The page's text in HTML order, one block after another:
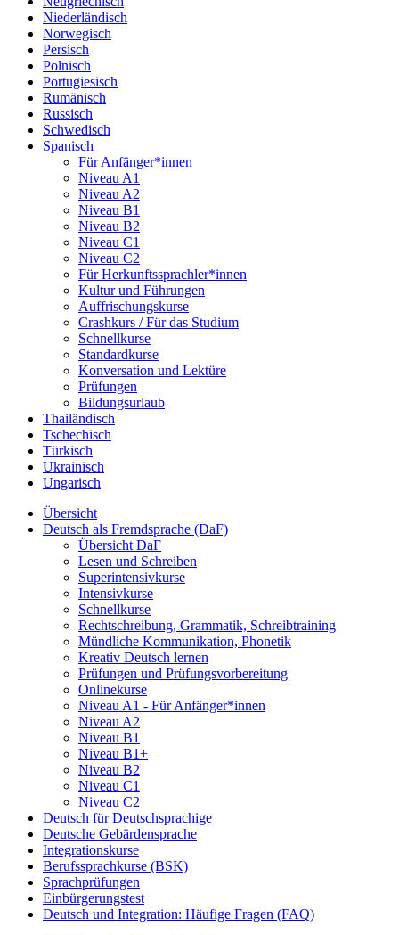
Niederländisch
Norwegisch
Persisch
Polnisch
Portugiesisch
Rumänisch
Russisch
Schwedisch
Spanisch
Für Anfänger*innen
Niveau A1
Niveau A2
Niveau B1
Niveau B2
Niveau C1
Niveau C2
Für Herkunftssprachler*innen
Kultur und Führungen
Auffrischungskurse
Crashkurs / Für das Studium
Schnellkurse
Standardkurse
Konversation und Lektüre
Prüfungen
Bildungsurlaub
Thailändisch
Tschechisch
Türkisch
Ukrainisch
Ungarisch
Übersicht
Deutsch als Fremdsprache (DaF)
Übersicht DaF
Lesen und Schreiben
Superintensivkurse
Intensivkurse
Schnellkurse
Rechtschreibung, Grammatik, Schreibtraining
Mündliche Kommunikation, Phonetik
Kreativ Deutsch lernen
Prüfungen und Prüfungsvorbereitung
Onlinekurse
Niveau A1 - Für Anfänger*innen
Niveau A2
Niveau B1
Niveau B1+
Niveau B2
Niveau C1
Niveau C2
Deutsch für Deutschsprachige
Deutsche Gebärdensprache
Integrationskurse
Berufssprachkurse (BSK)
Sprachprüfungen
Einbürgerungstest
Deutsch und Integration: Häufige Fragen (FAQ)